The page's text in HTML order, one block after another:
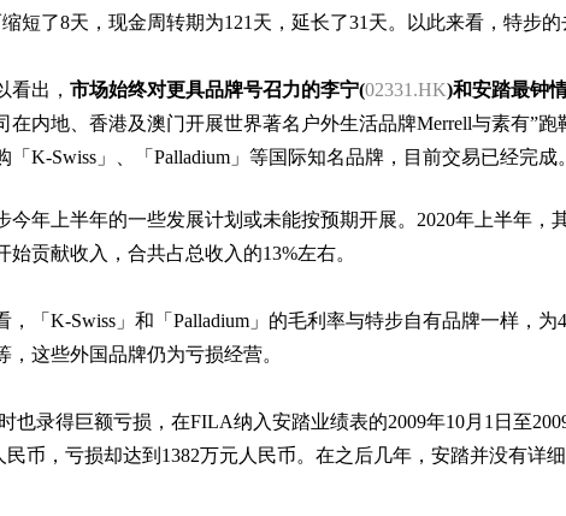
短了8天，现金周转期为121天，延长了31天。以此来看，特步
看出， 市场始终对更具品牌号召力的李宁(02331.HK)和安踏最钟情
内地、香港及澳门开展世界著名户外生活品牌Merrell与素有”跑
K-Swiss」、「Palladium」等国际知名品牌，目前交易已经完成。
今年上半年的一些发展计划或未能按预期开展。2020年上半年，
始贡献收入，合共占总收入的13%左右。
「K-Swiss」和「Palladium」的毛利率与特步自有品牌一样，为
，这些外国品牌仍为亏损经营。
也录得巨额亏损，在FILA纳入安踏业绩表的2009年10月1日至
民币，亏损却达到1382万元人民币。在之后几年，安踏并没有详